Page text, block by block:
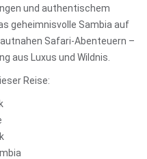
und authentischem
geheimnisvolle Sambia auf
Safari-Abenteuern –
aus Luxus und Wildnis.
Reise: